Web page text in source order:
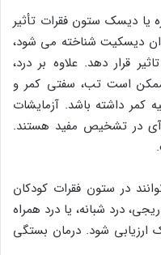
یا دیسک ستون فقرات تأثیر
دیسکیت شناخته می شود،
قرار دهد. علاوه بر درد،
است تب، سفتی کمر و
کمر داشته باشد. آزمایشات
آی در تشخیص مفید هستند.
در ستون فقرات کودکان
درد شبانه، یا درد همراه
شود. درمان بستگی